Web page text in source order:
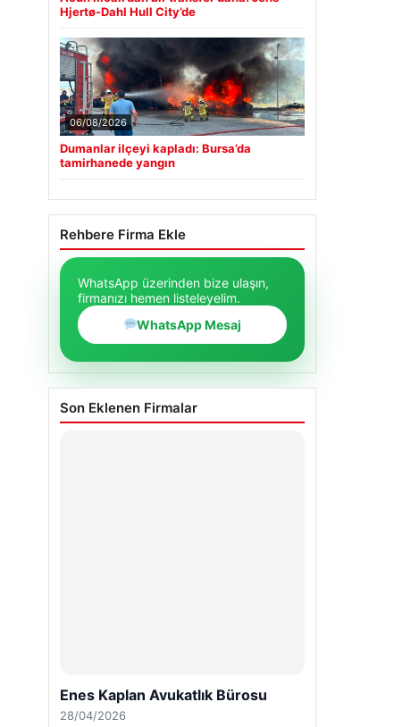
Hjertø-Dahl Hull City’de
06/08/2026
Dumanlar ilçeyi kapladı: Bursa’da
tamirhanede yangın
Rehbere Firma Ekle
WhatsApp üzerinden bize ulaşın,
firmanızı hemen listeleyelim.
WhatsApp Mesaj
Son Eklenen Firmalar
Enes Kaplan Avukatlık Bürosu
28/04/2026